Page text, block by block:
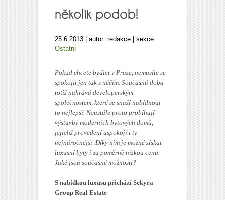
25.6.2013 | autor: redakce | sekce:
Ostatní
Pokud chcete bydlet v Praze, nemusíte se
spokojit jen tak s něčím. Současná doba
totiž nahrává developerským
společnostem, které se snaží nabídnout
to nejlepší. Neustále proto probíhají
výstavby moderních bytových domů,
jejichž provedení uspokojí i ty
nejnáročnější. Díky nim je možné získat
luxusní byty i za poměrně nízkou cenu.
Jaké jsou současné možnosti?
S nabídkou luxusu přichází Sekyra
Group Real Estate